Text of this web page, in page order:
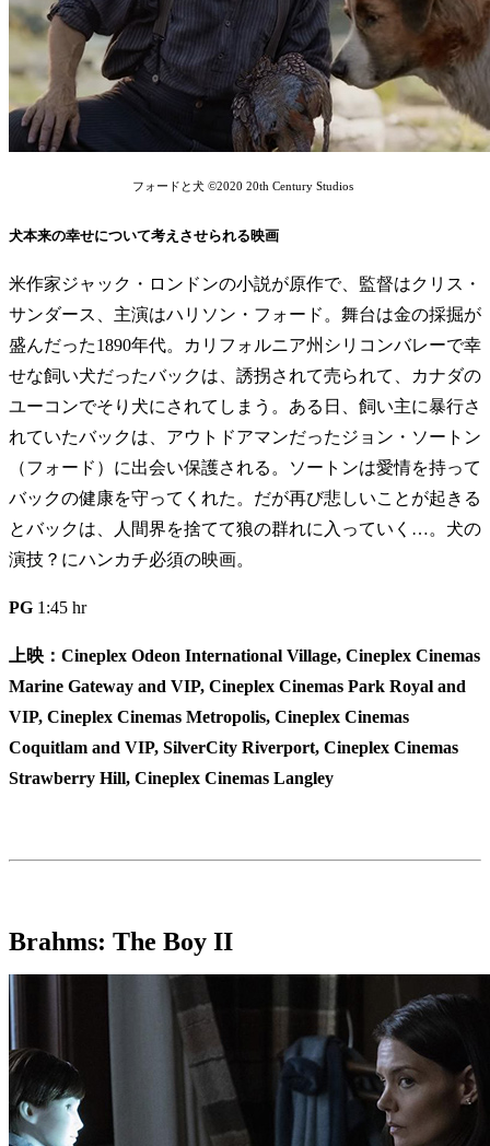
フォードと犬 ©2020 20th Century Studios
犬本来の幸せについて考えさせられる映画
米作家ジャック・ロンドンの小説が原作で、監督はクリス・
サンダース、主演はハリソン・フォード。舞台は金の採掘が
盛んだった1890年代。カリフォルニア州シリコンバレーで幸
せな飼い犬だったバックは、誘拐されて売られて、カナダの
ユーコンでそり犬にされてしまう。ある日、飼い主に暴行さ
れていたバックは、アウトドアマンだったジョン・ソートン
（フォード）に出会い保護される。ソートンは愛情を持って
バックの健康を守ってくれた。だが再び悲しいことが起きる
とバックは、人間界を捨てて狼の群れに入っていく…。犬の
演技？にハンカチ必須の映画。
PG 1:45 hr
上映：Cineplex Odeon International Village, Cineplex Cinemas
Marine Gateway and VIP, Cineplex Cinemas Park Royal and
VIP, Cineplex Cinemas Metropolis, Cineplex Cinemas
Coquitlam and VIP, SilverCity Riverport, Cineplex Cinemas
Strawberry Hill, Cineplex Cinemas Langley
Brahms: The Boy II